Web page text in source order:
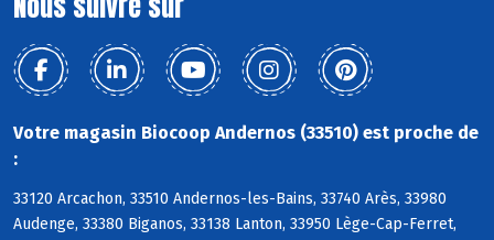
Votre magasin Biocoop Andernos (33510) est proche de
:
33120 Arcachon, 33510 Andernos-les-Bains, 33740 Arès, 33980
Audenge, 33380 Biganos, 33138 Lanton, 33950 Lège-Cap-Ferret,